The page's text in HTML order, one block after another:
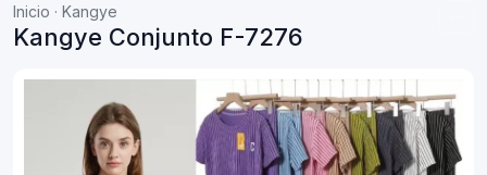
Inicio · Kangye
Kangye Conjunto F-7276